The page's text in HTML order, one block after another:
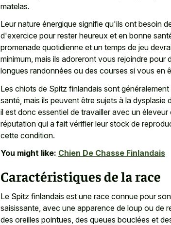
matelas.
Leur nature énergique signifie qu'ils ont besoin
d'exercice pour rester heureux et en bonne
promenade quotidienne et un temps de jeu
minimum, mais ils adoreront vous rejoindre pour
longues randonnées ou des courses si vous en
Les chiots de Spitz finlandais sont
santé, mais ils peuvent être sujets à la dysplasie
il est donc essentiel de travailler avec un éleveur
réputation qui a fait vérifier leur stock de
cette condition.
You might like: Chien De Chasse Finlandais
Caractéristiques de la race
Le Spitz finlandais est une race connue pour
saisissante , avec une apparence de loup ou de
des oreilles pointues, des queues bouclées et